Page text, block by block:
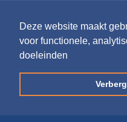
Deze website maakt
voor functionele,
doeleinden
Meer uitleg
Copyright